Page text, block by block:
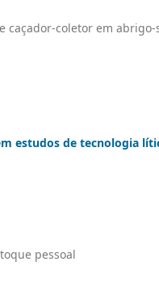
coletor em
estudos de tecnologia
pessoal